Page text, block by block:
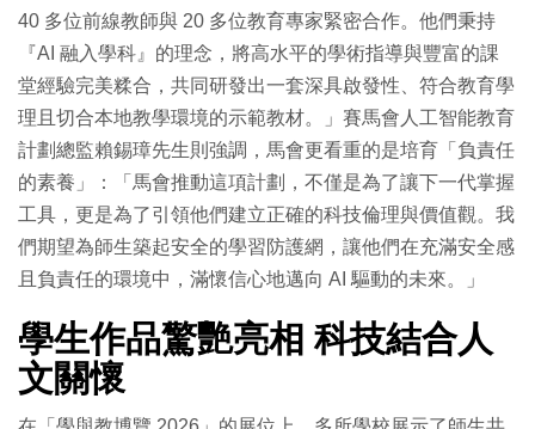
40 多位前線教師與 20 多位教育專家緊密合作。他們秉持
『AI 融入學科』的理念，將高水平的學術指導與豐富的課
堂經驗完美糅合，共同研發出一套深具啟發性、符合教育學
理且切合本地教學環境的示範教材。」賽馬會人工智能教育
計劃總監賴錫璋先生則強調，馬會更看重的是培育「負責任
的素養」：「馬會推動這項計劃，不僅是為了讓下一代掌握
工具，更是為了引領他們建立正確的科技倫理與價值觀。我
們期望為師生築起安全的學習防護網，讓他們在充滿安全感
且負責任的環境中，滿懷信心地邁向 AI 驅動的未來。」
學生作品驚艷亮相 科技結合人
文關懷